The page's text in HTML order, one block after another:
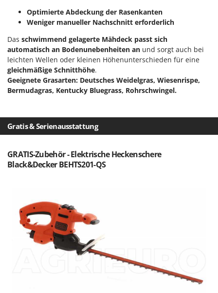
Optimierte Abdeckung der Rasenkanten
Weniger manueller Nachschnitt erforderlich
Das schwimmend gelagerte Mähdeck passt sich
automatisch an Bodenunebenheiten an und sorgt auch bei
leichten Wellen oder kleinen Höhenunterschieden für eine
gleichmäßige Schnitthöhe.
Geeignete Grasarten: Deutsches Weidelgras, Wiesenrispe,
Bermudagras, Kentucky Bluegrass, Rohrschwingel.
Gratis & Serienausstattung
GRATIS-Zubehör - Elektrische Heckenschere
Black&Decker BEHTS201-QS